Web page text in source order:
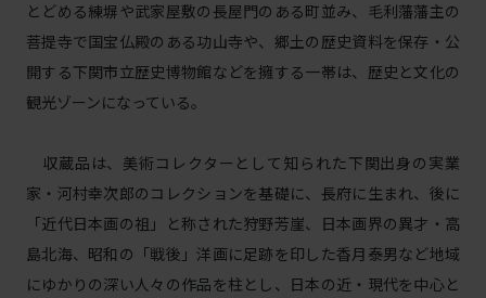
とどめる練塀や武家屋敷の長屋門のある町並み、毛利藩藩主の
菩提寺で国宝仏殿のある功山寺や、郷土の歴史資料を保存・公
開する下関市立歴史博物館などを擁する一帯は、歴史と文化の
観光ゾーンになっている。
収蔵品は、美術コレクターとして知られた下関出身の実業
家・河村幸次郎のコレクションを基礎に、長府に生まれ、後に
「近代日本画の祖」と称された狩野芳崖、日本画界の異才・高
島北海、昭和の「戦後」洋画に足跡を印した香月泰男など地域
にゆかりの深い人々の作品を柱とし、日本の近・現代を中心と